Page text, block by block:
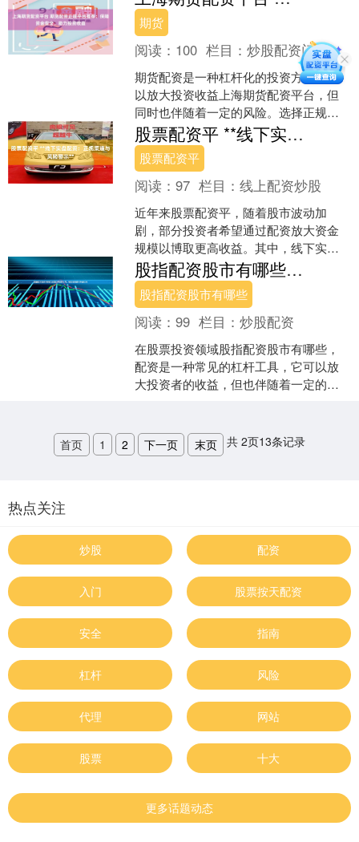
到资金安全，更决定了能否....
期货
阅读： 100 栏目：炒股配资门户
期货配资是一种杠杆化的投资方式，可
以放大投资收益上海期货配资平台，但
同时也伴随着一定的风险。选择正规的
期货配资平台至关重要，以保障资金安
全和投资收益。 股票配资....
股票配资平 **线下实盘配资：正规渠道与风险警示**
股票配资平
阅读：97 栏目：线上配资炒股
近年来股票配资平，随着股市波动加
剧，部分投资者希望通过配资放大资金
规模以博取更高收益。其中，线下实盘
配资作为一种传统方式，依然在市场中
占有一席之地。然而，投资者....
股指配资股市有哪些 正规股票配资公司，助您轻松撬动财富杠杆
股指配资股市有哪些
阅读：99 栏目：炒股配资
在股票投资领域股指配资股市有哪些，
配资是一种常见的杠杆工具，它可以放
大投资者的收益，但也伴随着一定的风
首页 1 2 下一页 末页 共 2页13条记录
热点关注
炒股 配资
入门 股票按天配资
安全 指南
杠杆 风险
代理 网站
股票 十大
更多话题动态